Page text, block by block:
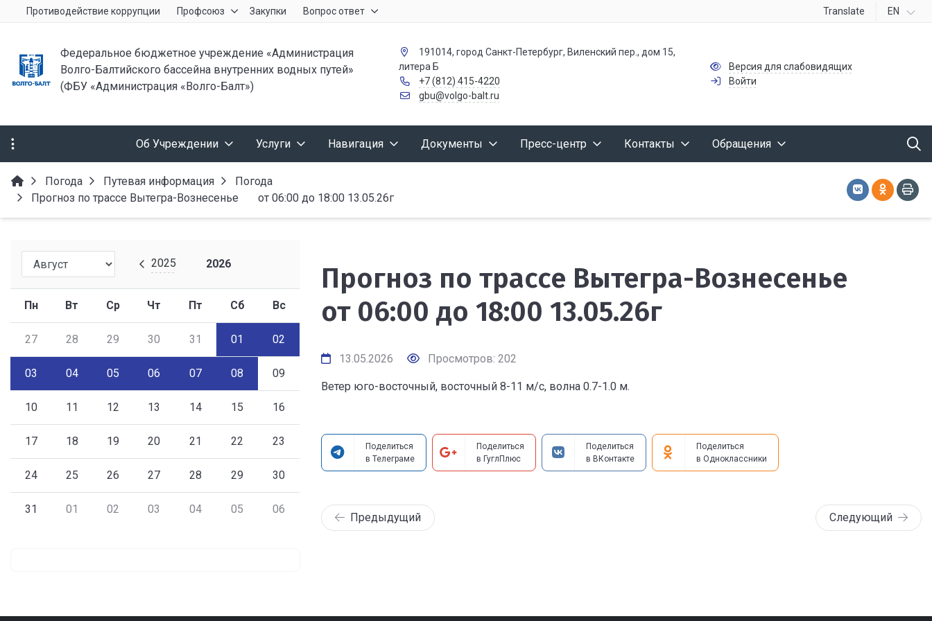
Противодействие коррупции Профсоюз Закупки Вопрос ответ Translate EN
Федеральное бюджетное учреждение «Администрация
Волго-Балтийского бассейна внутренних водных путей»
(ФБУ «Администрация «Волго-Балт»)
191014, город Санкт-Петербург, Виленский пер., дом 15,
литера Б
+7 (812) 415-4220
gbu@volgo-balt.ru
Версия для слабовидящих
Войти
Об Учреждении Услуги Навигация Документы Пресс-центр Контакты Обращения
Погода Путевая информация
Погода
Прогноз по трассе Вытегра-Вознесенье от 06:00 до 18:00 13.05.26г
2025 2026
Пн Вт Ср Чт Пт Сб Вс
27 28 29 30 31 01 02
03 04 05 06 07 08 09
10 11 12 13 14 15 16
17 18 19 20 21 22 23
24 25 26 27 28 29 30
31 01 02 03 04 05 06
Прогноз по трассе Вытегра-Вознесенье
от 06:00 до 18:00 13.05.26г
13.05.2026 Просмотров: 202
Ветер юго-восточный, восточный 8-11 м/с, волна 0.7-1.0 м.
Поделиться
в Телеграме
Поделиться
в ГуглПлюс
Поделиться
в ВКонтакте
Поделиться
в Одноклассники
Предыдущий Следующий